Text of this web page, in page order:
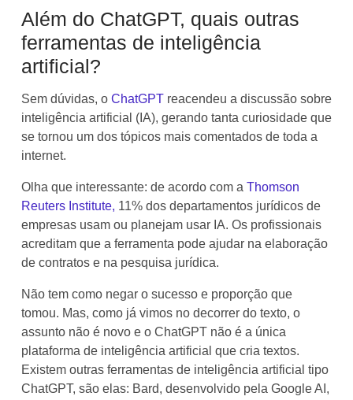
Além do ChatGPT, quais outras
ferramentas de inteligência
artificial?
Sem dúvidas, o ChatGPT reacendeu a discussão sobre
inteligência artificial (IA), gerando tanta curiosidade que
se tornou um dos tópicos mais comentados de toda a
internet.
Olha que interessante: de acordo com a Thomson
Reuters Institute, 11% dos departamentos jurídicos de
empresas usam ou planejam usar IA. Os profissionais
acreditam que a ferramenta pode ajudar na elaboração
de contratos e na pesquisa jurídica.
Não tem como negar o sucesso e proporção que
tomou. Mas, como já vimos no decorrer do texto, o
assunto não é novo e o ChatGPT não é a única
plataforma de inteligência artificial que cria textos.
Existem outras ferramentas de inteligência artificial tipo
ChatGPT, são elas: Bard, desenvolvido pela Google AI,